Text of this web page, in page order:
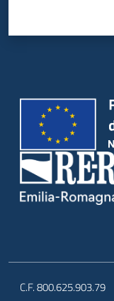
C.F. 800.625.903.79